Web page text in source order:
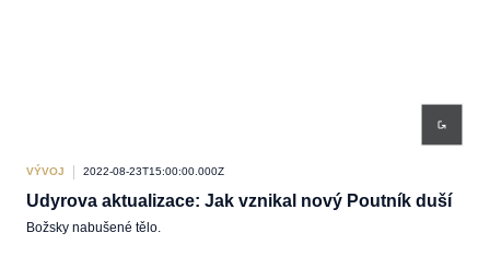
VÝVOJ 2022-08-23T15:00:00.000Z
Udyrova aktualizace: Jak vznikal nový Poutník duší
Božsky nabušené tělo.